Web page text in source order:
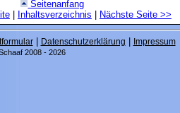
Seitenanfang
| Inhaltsverzeichnis | Nächste Seite>>
| Datenschutzerklärung Impressum
2008 - 2026